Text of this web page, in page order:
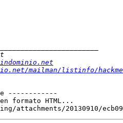
mailman/listinfo/
------------
formato HTML...